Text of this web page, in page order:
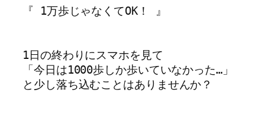
『 1万歩じゃなくてOK！ 』
1日の終わりにスマホを見て
「今日は1000歩しか歩いていなかった…」
と少し落ち込むことはありませんか？